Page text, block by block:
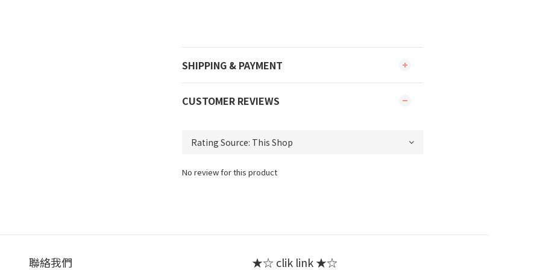
SHIPPING & PAYMENT
CUSTOMER REVIEWS
No review for this product
聯絡我們 ★☆ clik link ★☆